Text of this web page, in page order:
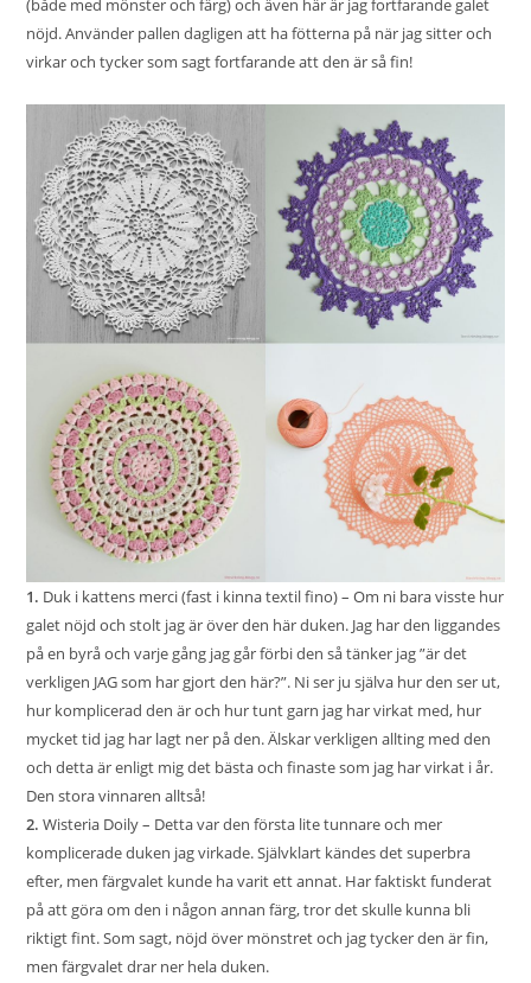
(både med mönster och färg) och även här är jag fortfarande galet
nöjd. Använder pallen dagligen att ha fötterna på när jag sitter och
virkar och tycker som sagt fortfarande att den är så fin!
1. Duk i kattens merci (fast i kinna textil fino)– Om ni bara visste hur
galet nöjd och stolt jag är över den här duken. Jag har den liggandes
på en byrå och varje gång jag går förbi den så tänker jag ”är det
verkligen JAG som har gjort den här?”. Ni ser ju själva hur den ser ut,
hur komplicerad den är och hur tunt garn jag har virkat med, hur
mycket tid jag har lagt ner på den. Älskar verkligen allting med den
och detta är enligt mig det bästa och finaste som jag har virkat i år.
Den stora vinnaren alltså!
2. Wisteria Doily– Detta var den första lite tunnare och mer
komplicerade duken jag virkade. Självklart kändes det superbra
efter, men färgvalet kunde ha varit ett annat. Har faktiskt funderat
på att göra om den i någon annan färg, tror det skulle kunna bli
riktigt fint. Som sagt, nöjd över mönstret och jag tycker den är fin,
men färgvalet drar ner hela duken.